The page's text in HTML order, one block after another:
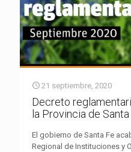
21 septiembre, 2020
Decreto
la Provincia de Santa
El gobierno de Santa Fe
Regional de Instituciones y